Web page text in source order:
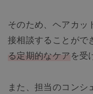
そのため、ヘアカッ
接相談することがで
る定期的なケアを受
また、担当のコン